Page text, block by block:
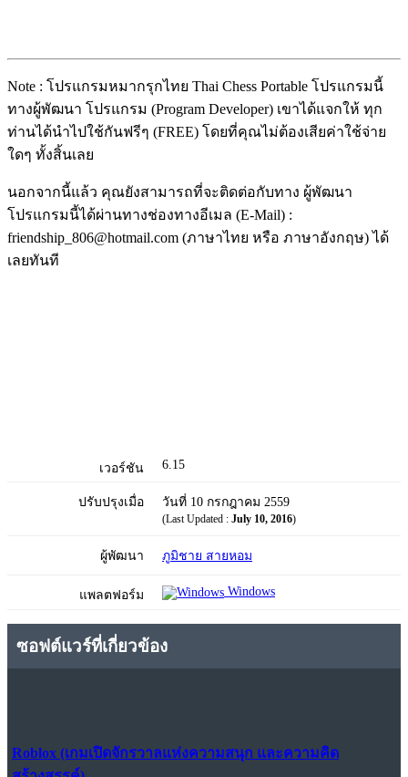
Note : โปรแกรมหมากรุกไทย Thai Chess Portable โปรแกรมนี้
ทางผู้พัฒนา โปรแกรม (Program Developer) เขาได้แจกให้ ทุก
ท่านได้นำไปใช้กันฟรีๆ (FREE) โดยที่คุณไม่ต้องเสียค่าใช้จ่าย
ใดๆ ทั้งสิ้นเลย
นอกจากนี้แล้ว คุณยังสามารถที่จะติดต่อกับทาง ผู้พัฒนา
โปรแกรมนี้ได้ผ่านทางช่องทางอีเมล (E-Mail) :
friendship_806@hotmail.com (ภาษาไทย หรือ ภาษาอังกฤษ) ได้
เลยทันที
เวอร์ชัน 6.15
ปรับปรุงเมื่อ วันที่ 10 กรกฎาคม 2559
(Last Updated : July 10, 2016)
ผู้พัฒนา ภูมิชาย สายหอม
แพลตฟอร์ม Windows
ซอฟต์แวร์ที่เกี่ยวข้อง
Roblox (เกมเปิดจักรวาลแห่งความสนุก และความคิด